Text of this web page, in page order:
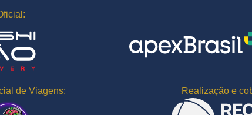
de Viagens: Realização e